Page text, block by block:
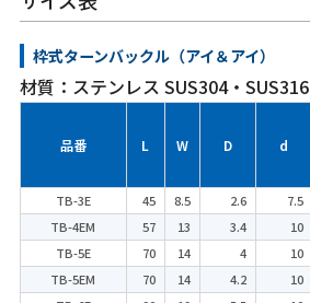
枠式ターンバックル（アイ＆アイ）
材質：ステンレス SUS304・SUS316
品番 L W D d
TB-3E 45 8.5 2.6 7.5
TB-4EM
57 13 3.4 10
TB-5E
70 14 4 10
TB-5EM
70 14 4.2 10